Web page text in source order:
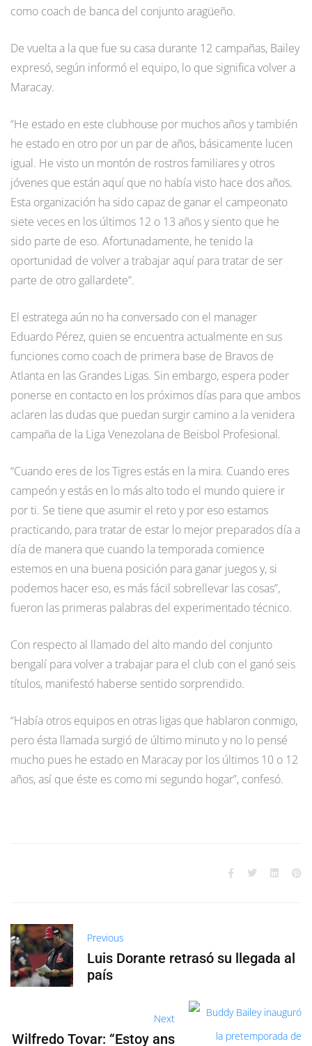
como coach de banca del conjunto aragüeño.
De vuelta a la que fue su casa durante 12 campañas, Bailey
expresó, según informó el equipo, lo que significa volver a
Maracay.
“He estado en este clubhouse por muchos años y también
he estado en otro por un par de años, básicamente lucen
igual. He visto un montón de rostros familiares y otros
jóvenes que están aquí que no había visto hace dos años.
Esta organización ha sido capaz de ganar el campeonato
siete veces en los últimos 12 o 13 años y siento que he
sido parte de eso. Afortunadamente, he tenido la
oportunidad de volver a trabajar aquí para tratar de ser
parte de otro gallardete”.
El estratega aún no ha conversado con el manager
Eduardo Pérez, quien se encuentra actualmente en sus
funciones como coach de primera base de Bravos de
Atlanta en las Grandes Ligas. Sin embargo, espera poder
ponerse en contacto en los próximos días para que ambos
aclaren las dudas que puedan surgir camino a la venidera
campaña de la Liga Venezolana de Beisbol Profesional.
“Cuando eres de los Tigres estás en la mira. Cuando eres
campeón y estás en lo más alto todo el mundo quiere ir
por ti. Se tiene que asumir el reto y por eso estamos
practicando, para tratar de estar lo mejor preparados día a
día de manera que cuando la temporada comience
estemos en una buena posición para ganar juegos y, si
podemos hacer eso, es más fácil sobrellevar las cosas”,
fueron las primeras palabras del experimentado técnico.
Con respecto al llamado del alto mando del conjunto
bengalí para volver a trabajar para el club con el ganó seis
títulos, manifestó haberse sentido sorprendido.
“Había otros equipos en otras ligas que hablaron conmigo,
pero ésta llamada surgió de último minuto y no lo pensé
mucho pues he estado en Maracay por los últimos 10 o 12
años, así que éste es como mi segundo hogar”, confesó.
Previous
Luis Dorante retrasó su llegada al
país
Next
Wilfredo Tovar: “Estoy ans